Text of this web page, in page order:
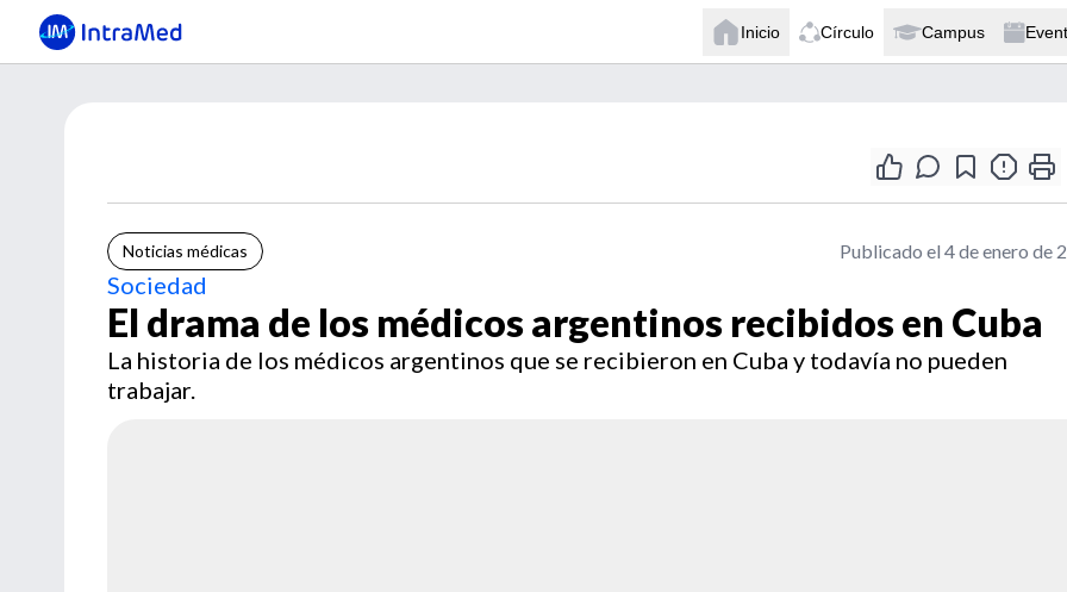
Inicio Círculo Campus
Noticias médicas Publicado el 4 de enero de
Sociedad
El drama de los médicos argentinos recibidos en Cuba
La historia de los médicos argentinos que se recibieron en Cuba y todavía no pueden
trabajar.